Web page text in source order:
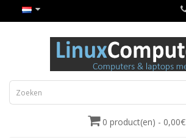
0 product(en) - 0,00€